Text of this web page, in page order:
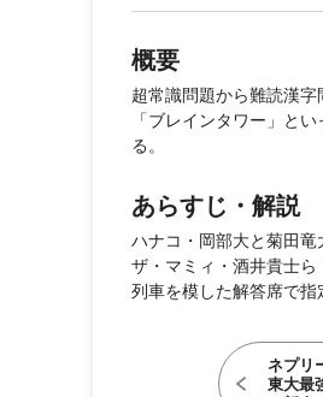
概要
超常識問題から難読漢
「ブレインタワー」と
る。
あらすじ・解説
ハナコ・岡部大と菊田竜
ザ・マミィ・酒井貴士ら
列車を模した解答席で指
ネプリ
東大最